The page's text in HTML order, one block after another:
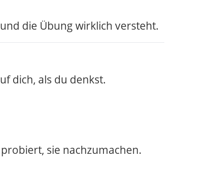
die Übung wirklich versteht.
dich, als du denkst.
sie nachzumachen.